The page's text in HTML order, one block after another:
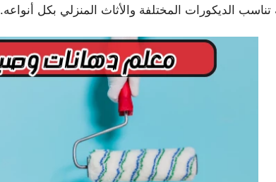
الديكورات المختلفة والأثاث المنزلي بكل أنواعه.